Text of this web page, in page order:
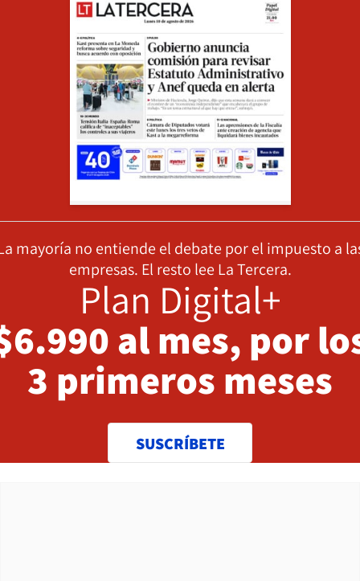
mayoría no entiende el debate por el impuesto a
empresas. El resto lee La Tercera.
Plan Digital+
al mes, por
3 primeros meses
SUSCRÍBETE